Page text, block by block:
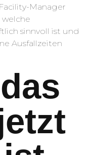
Manager
sinnvoll ist und
Ausfallzeiten